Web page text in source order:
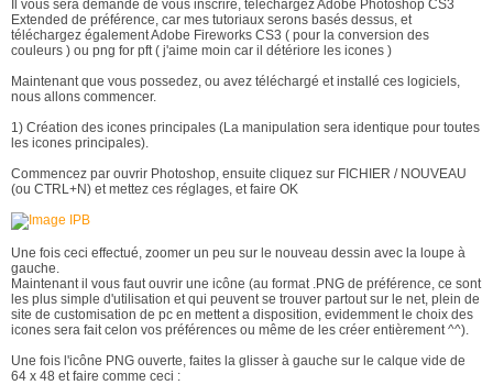
Il vous sera demandé de vous inscrire, telechargez Adobe Photoshop CS3
Extended de préférence, car mes tutoriaux serons basés dessus, et
téléchargez également Adobe Fireworks CS3 ( pour la conversion des
couleurs ) ou png for pft ( j'aime moin car il détériore les icones )
Maintenant que vous possedez, ou avez téléchargé et installé ces logiciels,
nous allons commencer.
1) Création des icones principales (La manipulation sera identique pour toutes
les icones principales).
Commencez par ouvrir Photoshop, ensuite cliquez sur FICHIER / NOUVEAU
(ou CTRL+N) et mettez ces réglages, et faire OK
Une fois ceci effectué, zoomer un peu sur le nouveau dessin avec la loupe à
gauche.
Maintenant il vous faut ouvrir une icône (au format .PNG de préférence, ce sont
les plus simple d'utilisation et qui peuvent se trouver partout sur le net, plein de
site de customisation de pc en mettent a disposition, evidemment le choix des
icones sera fait celon vos préférences ou même de les créer entièrement ^^).
Une fois l'icône PNG ouverte, faites la glisser à gauche sur le calque vide de
64 x 48 et faire comme ceci :